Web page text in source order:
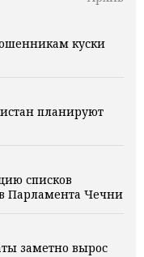
куски
планируют
списков
Парламента Чечни
заметно вырос